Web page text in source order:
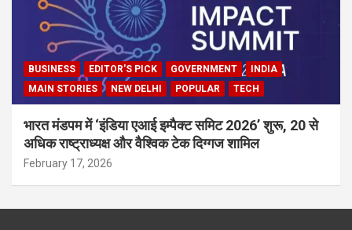
BUSINESS EDITOR'S PICK GOVERNMENT
INDIA
MAIN STORIES
NEW DELHI POPULAR TECH
भारत मंडपम में ‘इंडिया एआई इम्पैक्ट समिट 2026’ शुरू, 20 से
अधिक राष्ट्राध्यक्ष और वैश्विक टेक दिग्गज शामिल
February 17, 2026